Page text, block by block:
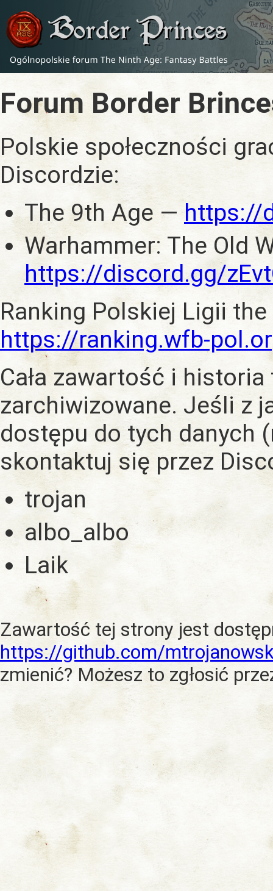
Forum Border
Polskie społeczności
Discordzie:
The 9th Age —https://
Warhammer: The Old
https://discord.gg/
Ranking Polskiej Ligii
https://ranking.wfb-
Cała zawartość i historia
zarchiwizowane. Jeśli z
dostępu do tych danych
skontaktuj się przez
trojan
albo_albo
Laik
Zawartość tej strony jest
https://github.com/
zmienić? Możesz to zgłosić